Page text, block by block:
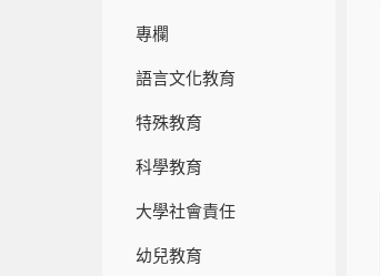
專欄
語言文化教育
特殊教育
科學教育
大學社會責任
幼兒教育